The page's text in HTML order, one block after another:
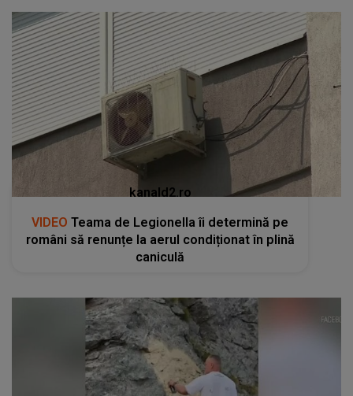
kanald2.ro
VIDEO Teama de Legionella îi determină pe
români să renunțe la aerul condiționat în plină
caniculă